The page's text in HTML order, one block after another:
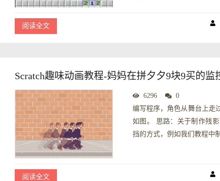
阅读全文
Scratch趣味动画教程-妈妈在拼夕夕9块9买的监
6296
0
编写程序，角色从舞台上走
如图。 思路：关于制作残
挡的方式，例如我们教程中
阅读全文